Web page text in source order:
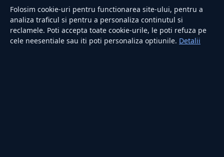
Sănătate
Utile
RUBRICI
Folosim cookie-uri pentru functionarea site-ului, pentru a
analiza traficul si pentru a personaliza continutul si
reclamele. Poti accepta toate cookie-urile, le poti refuza pe
cele neesentiale sau iti poti personaliza optiunile. Detalii